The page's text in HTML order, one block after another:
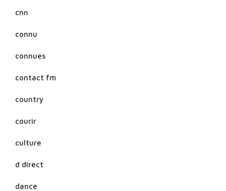
cnn
connu
connues
contact fm
country
courir
culture
d direct
dance